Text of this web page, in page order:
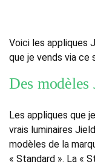
Voici les appliques
que je vends via ce
Des modèles
Les appliques que
vrais luminaires
modèles de la
« Standard ». La «